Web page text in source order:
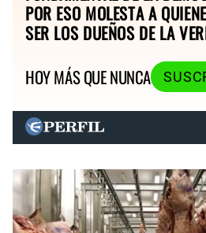
POR ESO MOLESTA A
SER LOS DUEÑOS DE LA
HOY MÁS QUE NUNCA